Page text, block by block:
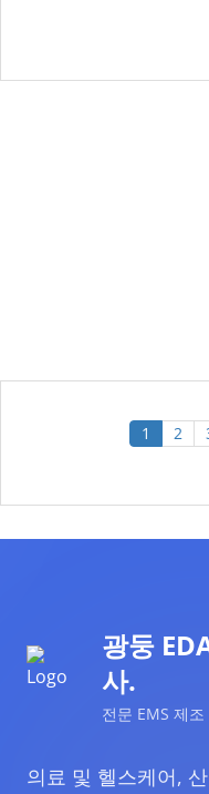
1 2
광둥
사.
전문 EMS 제
의료 및 헬스케어,